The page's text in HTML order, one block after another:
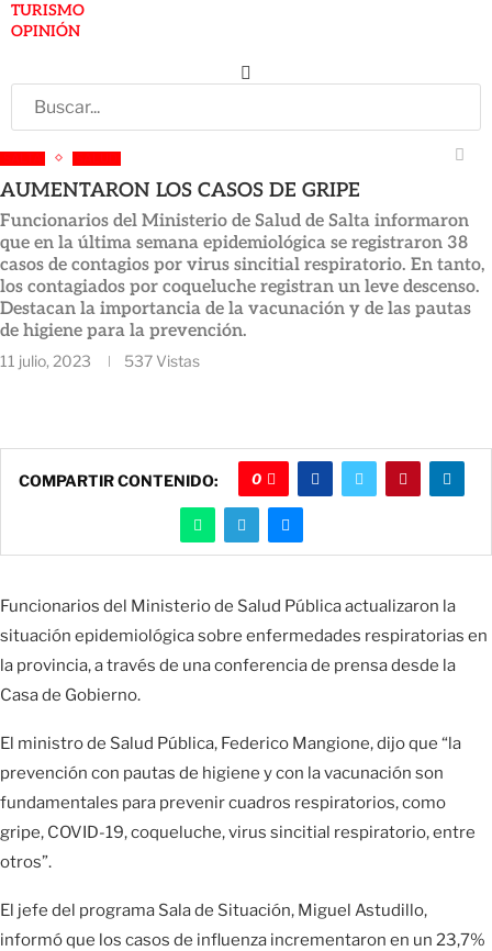
TURISMO
OPINIÓN
AUMENTARON LOS CASOS DE GRIPE
Funcionarios del Ministerio de Salud de Salta informaron
que en la última semana epidemiológica se registraron 38
casos de contagios por virus sincitial respiratorio. En tanto,
los contagiados por coqueluche registran un leve descenso.
Destacan la importancia de la vacunación y de las pautas
de higiene para la prevención.
11 julio, 2023 537 Vistas
COMPARTIR CONTENIDO: 0
Funcionarios del Ministerio de Salud Pública actualizaron la
situación epidemiológica sobre enfermedades respiratorias en
la provincia, a través de una conferencia de prensa desde la
Casa de Gobierno.
El ministro de Salud Pública, Federico Mangione, dijo que “la
prevención con pautas de higiene y con la vacunación son
fundamentales para prevenir cuadros respiratorios, como
gripe, COVID-19, coqueluche, virus sincitial respiratorio, entre
otros”.
El jefe del programa Sala de Situación, Miguel Astudillo,
informó que los casos de influenza incrementaron en un 23,7%